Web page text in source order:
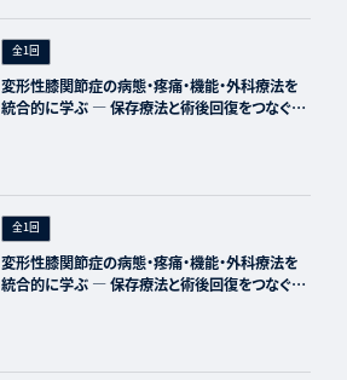
全1回
変形性膝関節症の病態・疼痛・機能・外科療法を
統合的に学ぶ ― 保存療法と術後回復をつなぐ全
全1回
変形性膝関節症の病態・疼痛・機能・外科療法を
統合的に学ぶ ― 保存療法と術後回復をつなぐ全